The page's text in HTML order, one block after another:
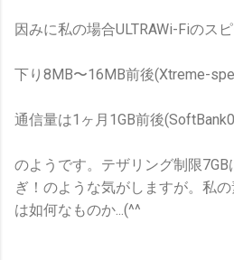
因みに私の場合ULTRAWi-Fiのス
下り8MB〜16MB前後(Xtreme-
通信量は1ヶ月1GB前後
のようです。テザリング制限
ぎ！のような気がしますが。私
は如何なものか...(^^ゞ